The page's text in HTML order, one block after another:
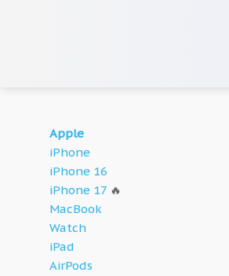
Apple
iPhone
iPhone 16
iPhone 17 🔥
MacBook
Watch
iPad
AirPods